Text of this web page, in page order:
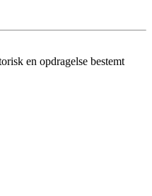
en opdragelse bestemt